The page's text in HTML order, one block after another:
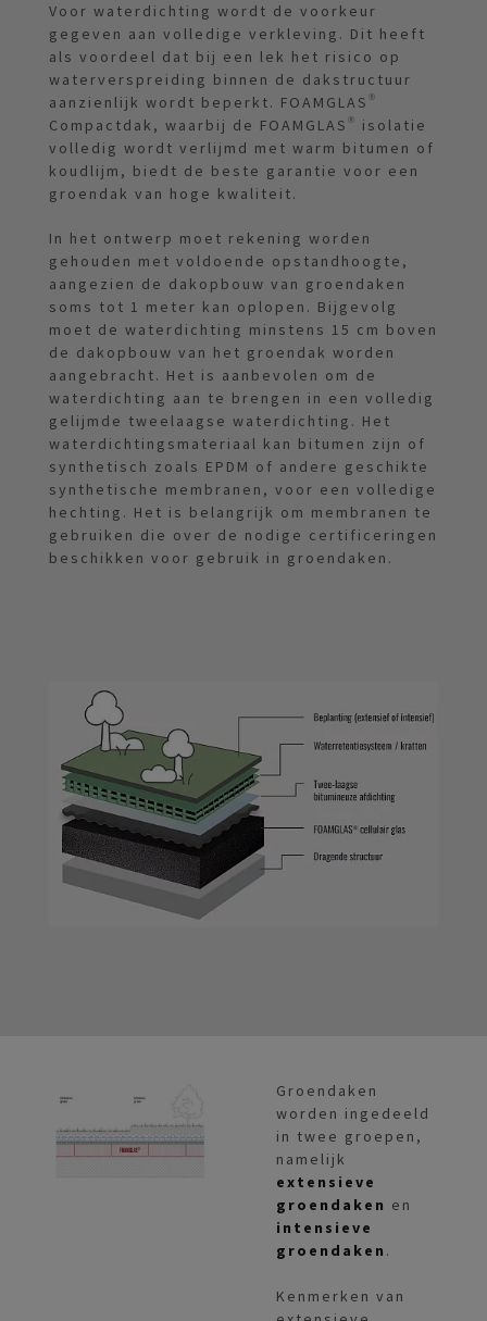
Voor waterdichting wordt de voorkeur
gegeven aan volledige verkleving. Dit heeft
als voordeel dat bij een lek het risico op
waterverspreiding binnen de dakstructuur
aanzienlijk wordt beperkt. FOAMGLAS®
Compactdak, waarbij de FOAMGLAS® isolatie
volledig wordt verlijmd met warm bitumen of
koudlijm, biedt de beste garantie voor een
groendak van hoge kwaliteit.
In het ontwerp moet rekening worden
gehouden met voldoende opstandhoogte,
aangezien de dakopbouw van groendaken
soms tot 1 meter kan oplopen. Bijgevolg
moet de waterdichting minstens 15 cm boven
de dakopbouw van het groendak worden
aangebracht. Het is aanbevolen om de
waterdichting aan te brengen in een volledig
gelijmde tweelaagse waterdichting. Het
waterdichtingsmateriaal kan bitumen zijn of
synthetisch zoals EPDM of andere geschikte
synthetische membranen, voor een volledige
hechting. Het is belangrijk om membranen te
gebruiken die over de nodige certificeringen
beschikken voor gebruik in groendaken.
Groendaken
worden ingedeeld
in twee groepen,
namelijk
extensieve
groendaken en
intensieve
groendaken .
Kenmerken van